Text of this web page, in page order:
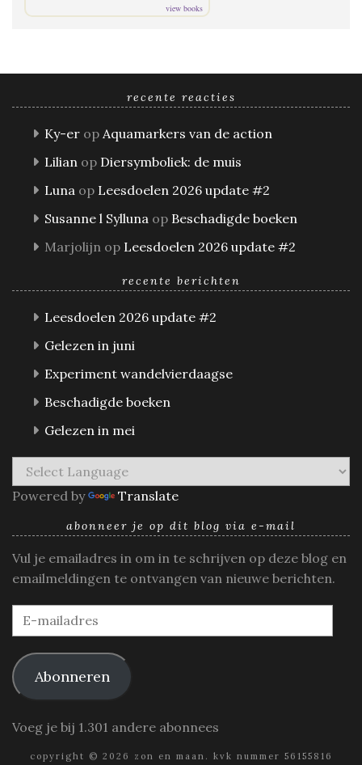
view books
recente reacties
Ky-er op Aquamarkers van de action
Lilian op Diersymboliek: de muis
Luna op Leesdoelen 2026 update #2
Susanne l Sylluna op Beschadigde boeken
Marjolijn op Leesdoelen 2026 update #2
recente berichten
Leesdoelen 2026 update #2
Gelezen in juni
Experiment wandelvierdaagse
Beschadigde boeken
Gelezen in mei
Powered by Translate
abonneer je op dit blog via e-mail
Vul je emailadres in om in te schrijven op deze blog en
emailmeldingen te ontvangen van nieuwe berichten.
E-
mailadres
Abonneren
Voeg je bij 1.301 andere abonnees
copyright © 2026 zon en maan. kvk nummer 56155816